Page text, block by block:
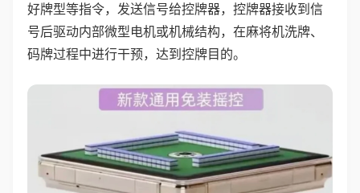
好牌型等指令，发送信号给控牌器，控牌器接收到信
号后驱动内部微型电机或机械结构，在麻将机洗牌、
码牌过程中进行干预，达到控牌目的。